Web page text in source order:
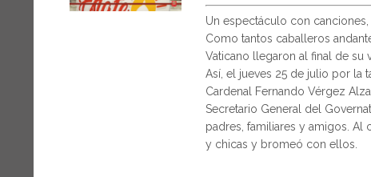
Un espectáculo con
Como tantos caballeros
Vaticano llegaron al final de su
Así, el jueves 25 de julio por la
Cardenal Fernando Vérgez
Secretario General del
padres, familiares y amigos.
y chicas y bromeó con ellos.